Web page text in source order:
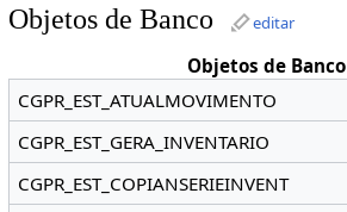
Objetos de Banco editar
Objetos de Banco
CGPR_EST_ATUALMOVIMENTO
CGPR_EST_GERA_INVENTARIO
CGPR_EST_COPIANSERIEINVENT